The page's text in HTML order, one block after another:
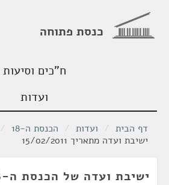
כנסת פתוחה
ח"כים וסיעות
ועדות
דף הבית / ועדות / הכנסת ה-18 /
ישיבת ועדה מתאריך 15/02/2011